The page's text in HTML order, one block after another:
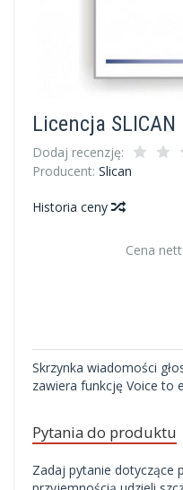
Licencja
Dodaj recenzję:
Producent: Slican
Historia ceny
Cena
Skrzynka wiadomości
zawiera funkcję Voice to
Pytania do produktu
Zadaj pytanie dotyczące